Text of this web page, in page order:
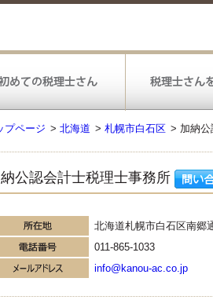
プページ > 北海道 > 札幌市白石区 > 加納
公認会計士税理士事務所
北海道札幌市白石区南郷
011-865-1033
info@kanou-ac.co.jp